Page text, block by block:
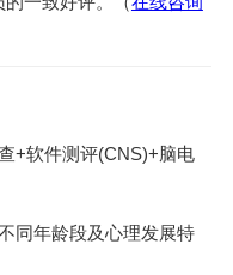
软件测评(CNS)+脑电
年龄段及心理发展特